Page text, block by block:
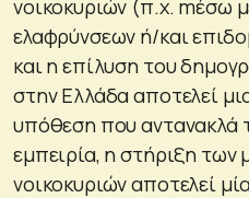
νοικοκυριών (π.χ. mέσω
ελαφρύνσεων ή/και
και η επίλυση του
στην Ελλάδα αποτελεί
υπόθεση που αντανακλά
εμπειρία, η στήριξη των
νοικοκυριών αποτελεί